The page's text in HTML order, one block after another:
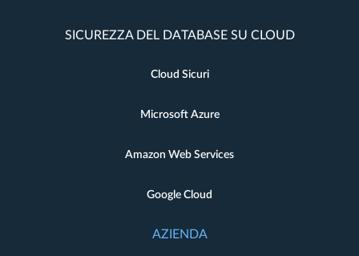
SICUREZZA DEL DATABASE SU CLOUD
Cloud Sicuri
Microsoft Azure
Amazon Web Services
Google Cloud
AZIENDA